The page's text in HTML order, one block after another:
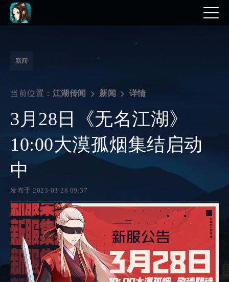
新闻
当前位置： 江湖传闻 新闻 详情
3月28日《无名江湖》
10:00大漠孤烟集结启动
中
发布于 2023-03-28 09:37